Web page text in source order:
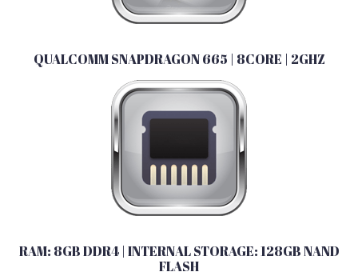
QUALCOMM SNAPDRAGON 665 | 8CORE | 2GHZ
RAM: 8GB DDR4 | INTERNAL STORAGE: 128GB NAND
FLASH